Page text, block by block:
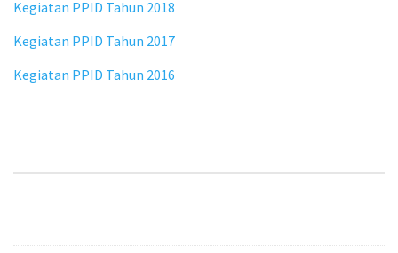
Kegiatan PPID Tahun 2018
Kegiatan PPID Tahun 2017
Kegiatan PPID Tahun 2016